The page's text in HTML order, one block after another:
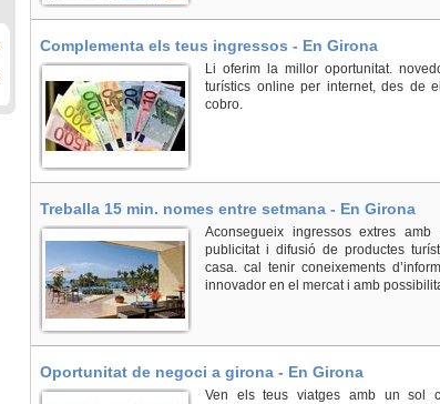
Complementa els teus ingressos - En Girona
Li oferim la millor oportunitat.
turístics online per internet, des de
cobro.
Treballa 15 min. nomes entre setmana - En Girona
Aconsegueix ingressos extres
publicitat i difusió de productes
casa. cal tenir coneixements
innovador en el mercat i amb
Oportunitat de negoci a girona - En Girona
Ven els teus viatges amb un sol